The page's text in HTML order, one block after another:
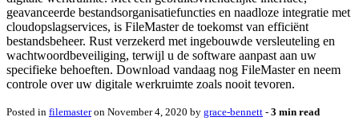
geavanceerde bestandsorganisatiefuncties en naadloze integratie met
cloudopslagservices, is FileMaster de toekomst van efficiënt
bestandsbeheer. Rust verzekerd met ingebouwde versleuteling en
wachtwoordbeveiliging, terwijl u de software aanpast aan uw
specifieke behoeften. Download vandaag nog FileMaster en neem
controle over uw digitale werkruimte zoals nooit tevoren.
Posted in filemasteron November 4, 2020 by grace-bennett ‐ 3 min read